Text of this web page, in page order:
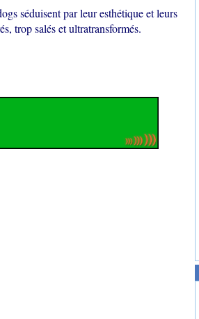
séduisent par leur esthétique et leurs
trop salés et ultratransformés.